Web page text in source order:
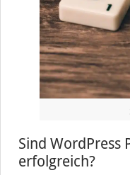
Sind WordPress
erfolgreich?